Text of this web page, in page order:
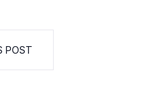
POST